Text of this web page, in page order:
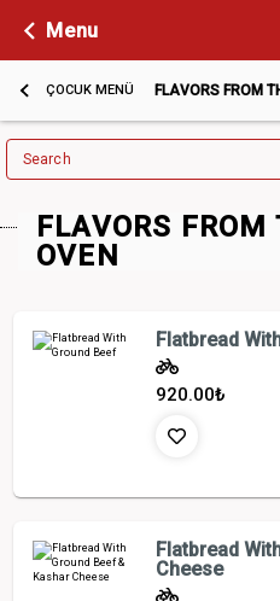
Menu
ÇOCUK MENÜ FLAVORS FROM
Search
FLAVORS
OVEN
Flatbread
920.00₺
Flatbread
Cheese